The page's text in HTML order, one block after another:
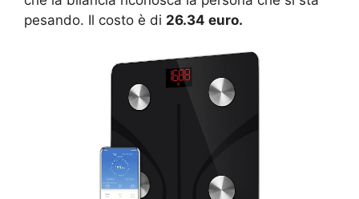
pesando. Il costo è di 26.34 euro.